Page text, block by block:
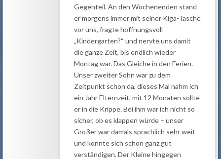
Gegenteil. An den Wochenenden stand
er morgens immer mit seiner Kiga-Tasche
vor uns, fragte hoffnungsvoll
„Kindergarten?“ und nervte uns damit
die ganze Zeit, bis endlich wieder
Montag war. Das Gleiche in den Ferien.
Unser zweiter Sohn war zu dem
Zeitpunkt schon da, dieses Mal nahm ich
ein Jahr Elternzeit, mit 12 Monaten sollte
er in die Krippe. Bei ihm war ich nicht so
sicher, ob es klappen würde – unser
Großer war damals sprachlich sehr weit
und konnte sich schon ganz gut
verständigen. Der Kleine hingegen